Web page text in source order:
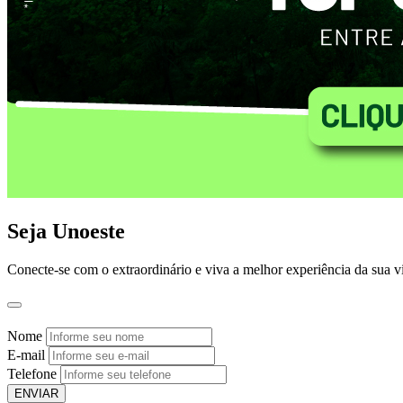
Seja Unoeste
Conecte-se com o extraordinário e viva a melhor experiência da sua
Nome
E-mail
Telefone
ENVIAR